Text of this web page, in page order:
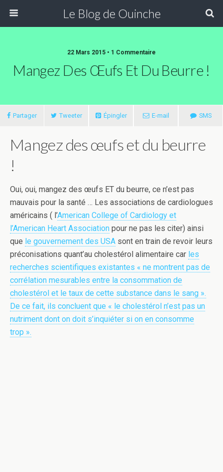
Le Blog de Ouinche
22 Mars 2015 • 1 Commentaire
Mangez Des Œufs Et Du Beurre !
Partager Tweeter Épingler E-mail SMS
Mangez des œufs et du beurre
!
Oui, oui, mangez des œufs ET du beurre, ce n’est pas
mauvais pour la santé … Les associations de cardiologues
américains ( l’American College of Cardiology et
l’American Heart Association pour ne pas les citer) ainsi
que le gouvernement des USA sont en train de revoir leurs
préconisations quant’au cholestérol alimentaire car les
recherches scientifiques existantes « ne montrent pas de
corrélation mesurables entre la consommation de
cholestérol et le taux de cette substance dans le sang ».
De ce fait, ils concluent que « le cholestérol n’est pas un
nutriment dont on doit s’inquiéter si on en consomme
trop ».